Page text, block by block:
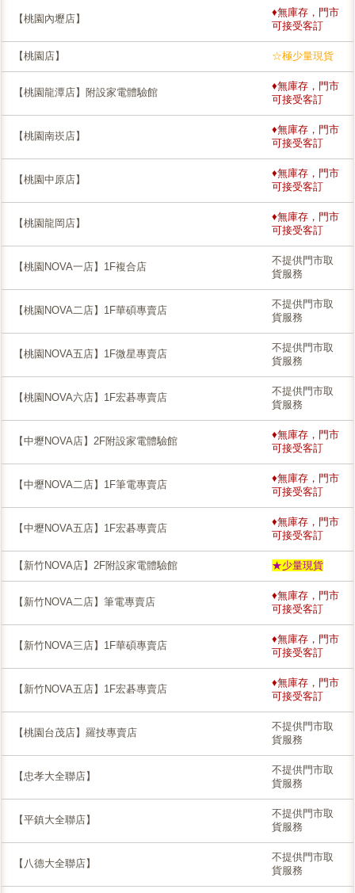
【桃園內壢店】
♦無庫存，門市
可接受客訂
【桃園店】 ☆極少量現貨
【桃園龍潭店】附設家電體驗館
♦無庫存，門市
可接受客訂
【桃園南崁店】
♦無庫存，門市
可接受客訂
【桃園中原店】
♦無庫存，門市
可接受客訂
【桃園龍岡店】
♦無庫存，門市
可接受客訂
【桃園NOVA一店】1F複合店
不提供門市取
貨服務
【桃園NOVA二店】1F華碩專賣店
不提供門市取
貨服務
【桃園NOVA五店】1F微星專賣店
不提供門市取
貨服務
【桃園NOVA六店】1F宏碁專賣店
不提供門市取
貨服務
【中壢NOVA店】2F附設家電體驗館
♦無庫存，門市
可接受客訂
【中壢NOVA二店】1F筆電專賣店
♦無庫存，門市
可接受客訂
【中壢NOVA五店】1F宏碁專賣店
♦無庫存，門市
可接受客訂
【新竹NOVA店】2F附設家電體驗館 ★少量現貨
【新竹NOVA二店】筆電專賣店
♦無庫存，門市
可接受客訂
【新竹NOVA三店】1F華碩專賣店
♦無庫存，門市
可接受客訂
【新竹NOVA五店】1F宏碁專賣店
♦無庫存，門市
可接受客訂
【桃園台茂店】羅技專賣店
不提供門市取
貨服務
【忠孝大全聯店】
不提供門市取
貨服務
【平鎮大全聯店】
不提供門市取
貨服務
【八德大全聯店】
不提供門市取
貨服務